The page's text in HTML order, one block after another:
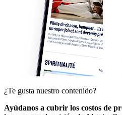
¿Te gusta nuestro contenido?
Ayúdanos a cubrir los costos de